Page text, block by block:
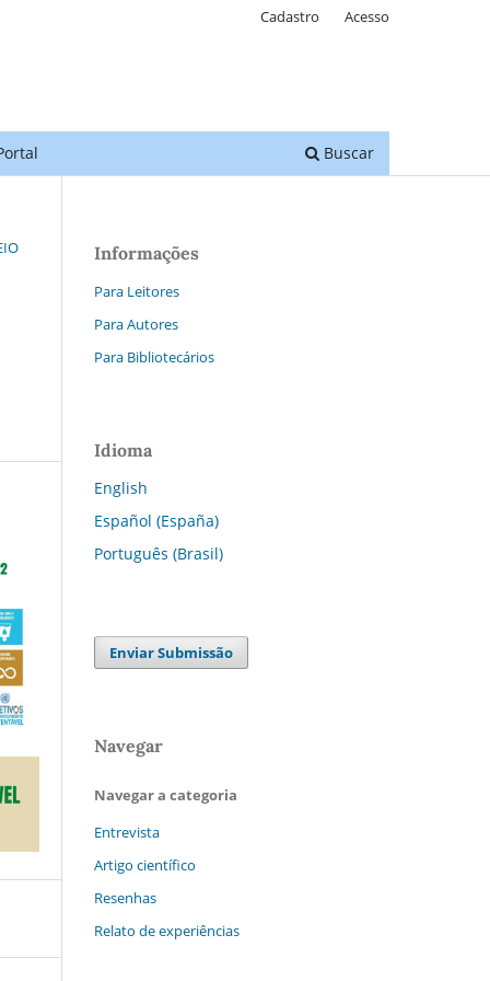
Buscar
Cadastro Acesso
Informações
Para Leitores
Para Autores
Para Bibliotecários
Idioma
English
Español (España)
Português (Brasil)
Enviar Submissão
Navegar
Navegar a categoria
Entrevista
Artigo científico
Resenhas
Relato de experiências